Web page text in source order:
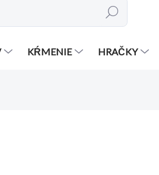
Hľadať
KŔMENIE HRAČKY